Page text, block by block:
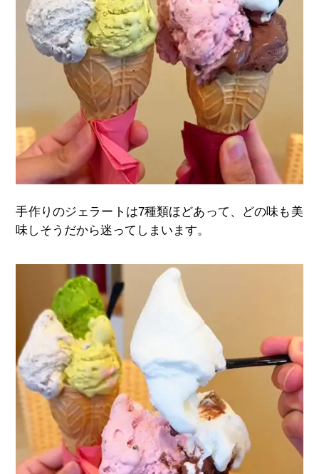
手作りのジェラートは7種類ほどあって、どの味も美
味しそうだから迷ってしまいます。